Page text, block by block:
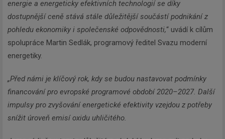
energie a energeticky efektivních technologií se díky
dostupnější ceně stává stále důležitější součástí podnikání z
pohledu ekonomiky i společenské odpovědnosti,“ uvádí k cílům
spolupráce Martin Sedlák, programový ředitel Svazu moderní
energetiky.
„Před námi je klíčový rok, kdy se budou nastavovat podmínky
financování pro evropské programové období 2020–2027. Další
impulsy pro zvyšování energetické efektivity vzejdou z potřeby
snížit úroveň emisí oxidu uhličitého.